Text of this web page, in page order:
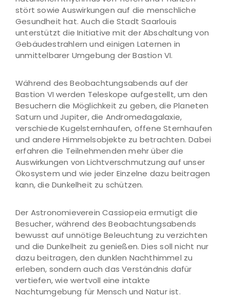
stört sowie Auswirkungen auf die menschliche
Gesundheit hat. Auch die Stadt Saarlouis
unterstützt die Initiative mit der Abschaltung von
Gebäudestrahlern und einigen Laternen in
unmittelbarer Umgebung der Bastion VI.
Während des Beobachtungsabends auf der
Bastion VI werden Teleskope aufgestellt, um den
Besuchern die Möglichkeit zu geben, die Planeten
Saturn und Jupiter, die Andromedagalaxie,
verschiede Kugelsternhaufen, offene Sternhaufen
und andere Himmelsobjekte zu betrachten. Dabei
erfahren die Teilnehmenden mehr über die
Auswirkungen von Lichtverschmutzung auf unser
Ökosystem und wie jeder Einzelne dazu beitragen
kann, die Dunkelheit zu schützen.
Der Astronomieverein Cassiopeia ermutigt die
Besucher, während des Beobachtungsabends
bewusst auf unnötige Beleuchtung zu verzichten
und die Dunkelheit zu genießen. Dies soll nicht nur
dazu beitragen, den dunklen Nachthimmel zu
erleben, sondern auch das Verständnis dafür
vertiefen, wie wertvoll eine intakte
Nachtumgebung für Mensch und Natur ist.